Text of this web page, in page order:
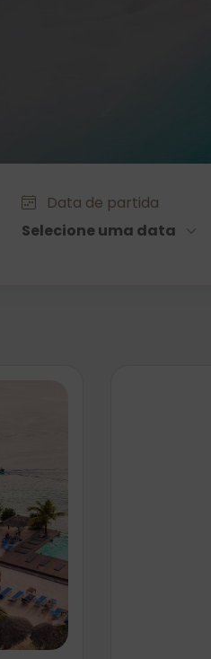
Data de partida
Selecione uma data